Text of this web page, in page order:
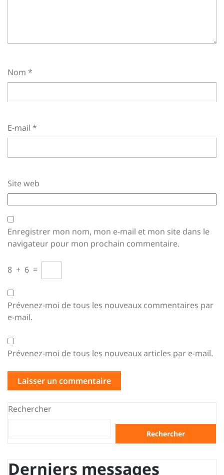
Nom *
E-mail *
Site web
Enregistrer mon nom, mon e-mail et mon site dans le
navigateur pour mon prochain commentaire.
8 + 6 =
Prévenez-moi de tous les nouveaux commentaires par
e-mail.
Prévenez-moi de tous les nouveaux articles par e-mail.
Rechercher
Rechercher
Derniers messages